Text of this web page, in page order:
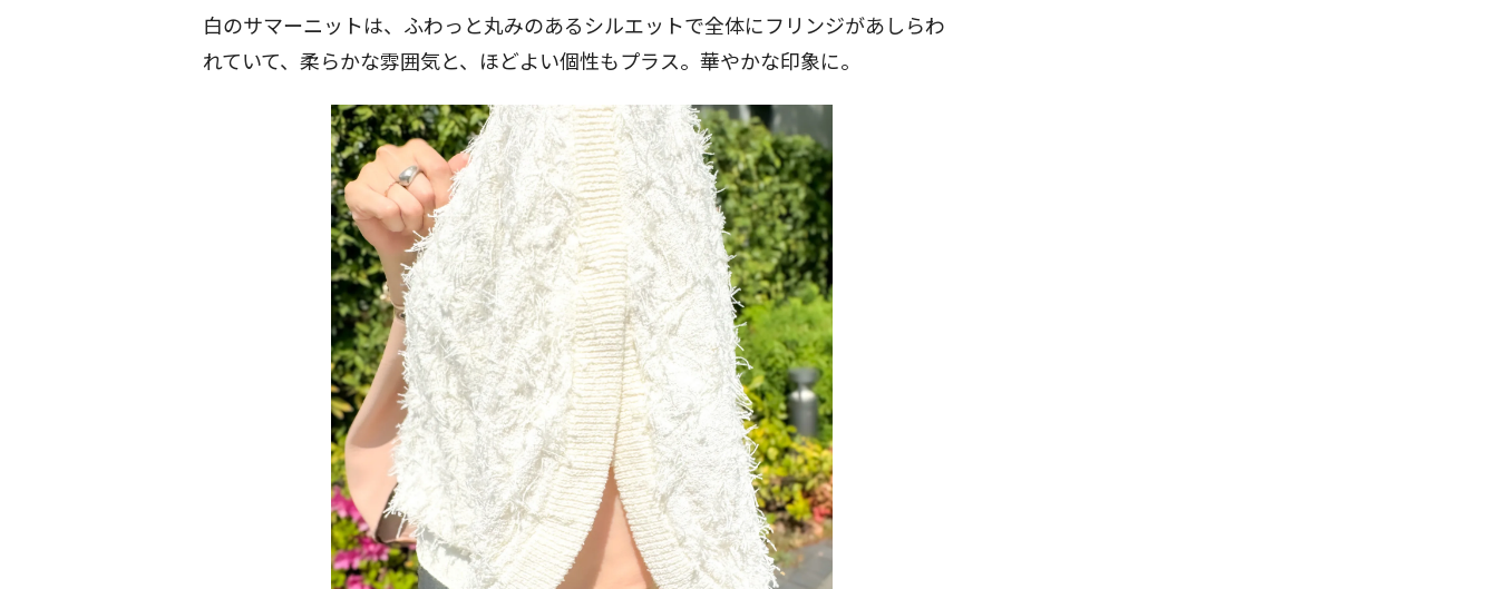
白のサマーニットは、ふわっと丸みのあるシルエットで全体にフリンジがあしらわ
れていて、柔らかな雰囲気と、ほどよい個性もプラス。華やかな印象に。